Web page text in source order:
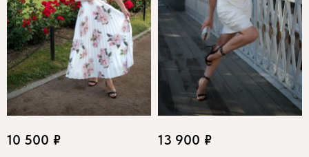
10 500 ₽ 13 900 ₽